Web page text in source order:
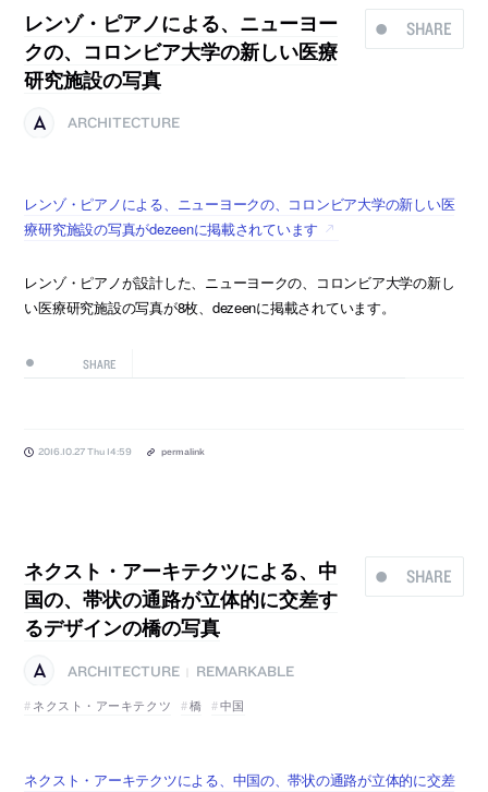
SHARE
レンゾ・ピアノによる、ニューヨー
クの、コロンビア大学の新しい医療
研究施設の写真
ARCHITECTURE
レンゾ・ピアノによる、ニューヨークの、コロンビア大学の新しい医
療研究施設の写真がdezeenに掲載されています
レンゾ・ピアノが設計した、ニューヨークの、コロンビア大学の新し
い医療研究施設の写真が8枚、dezeenに掲載されています。
SHARE
2016.10.27 Thu 14:59 permalink
SHARE
ネクスト・アーキテクツによる、中
国の、帯状の通路が立体的に交差す
るデザインの橋の写真
ARCHITECTURE
REMARKABLE
ネクスト・アーキテクツ
橋 中国
ネクスト・アーキテクツによる、中国の、帯状の通路が立体的に交差